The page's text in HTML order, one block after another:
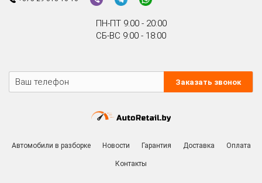
ПН-ПТ 9:00 - 20:00
СБ-ВС 9:00 - 18:00
Заказать звонок
Автомобили в разборке Новости Гарантия Доставка Оплата
Контакты